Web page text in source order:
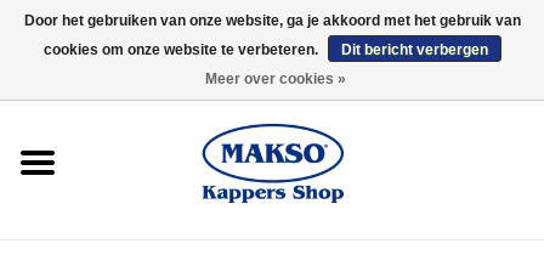
0 Artikelen - €0,00
Door het gebruiken van onze website, ga je akkoord met het gebruik van
cookies om onze website te verbeteren.
Dit bericht verbergen
Meer over cookies »